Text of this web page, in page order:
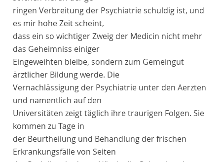
ringen Verbreitung der Psychiatrie schuldig ist, und
es mir hohe Zeit scheint,
dass ein so wichtiger Zweig der Medicin nicht mehr
das Geheimniss einiger
Eingeweihten bleibe, sondern zum Gemeingut
ärztlicher Bildung werde. Die
Vernachlässigung der Psychiatrie unter den Aerzten
und namentlich auf den
Universitäten zeigt täglich ihre traurigen Folgen. Sie
kommen zu Tage in
der Beurtheilung und Behandlung der frischen
Erkrankungsfälle von Seiten